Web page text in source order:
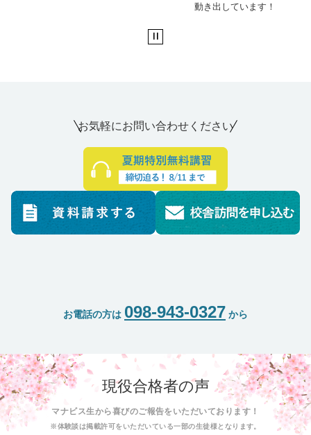
動き出しています！
お気軽にお問い合わせください
お電話の方は 098-943-0327 から
現役合格者の声
マナビス生から喜びのご報告をいただいております！
※体験談は掲載許可をいただいている一部の生徒様となります。